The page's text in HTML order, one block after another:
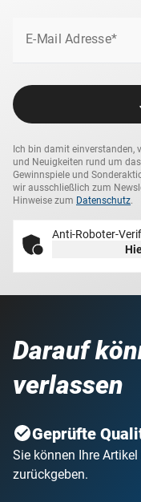
E-Mail Adresse*
Ich bin damit einverstanden,
und Neuigkeiten rund um
Gewinnspiele und
wir ausschließlich zum
Hinweise zum Datenschutz.
Anti-Roboter-
Darauf
verlassen
Geprüfte
Sie können Ihre
zurückgeben.